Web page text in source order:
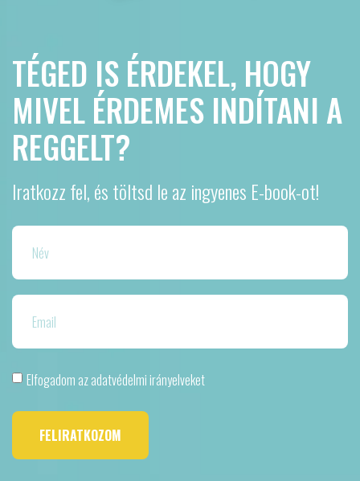
TÉGED IS ÉRDEKEL, HOGY
MIVEL ÉRDEMES INDÍTANI A
REGGELT?
Iratkozz fel, és töltsd le az ingyenes E-book-ot!
Elfogadom az adatvédelmi irányelveket
FELIRATKOZOM